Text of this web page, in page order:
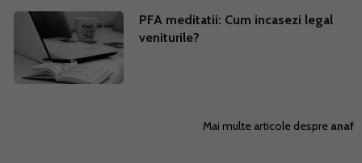
PFA meditatii: Cum incasezi legal
veniturile?
Mai multe articole despre anaf